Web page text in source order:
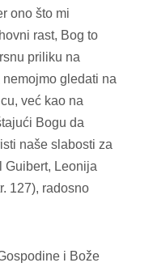
ono što mi
rast, Bog to
priliku na
gledati na
već kao na
Bogu da
naše slabosti za
Guibert, Leonija
127), radosno
i Bože